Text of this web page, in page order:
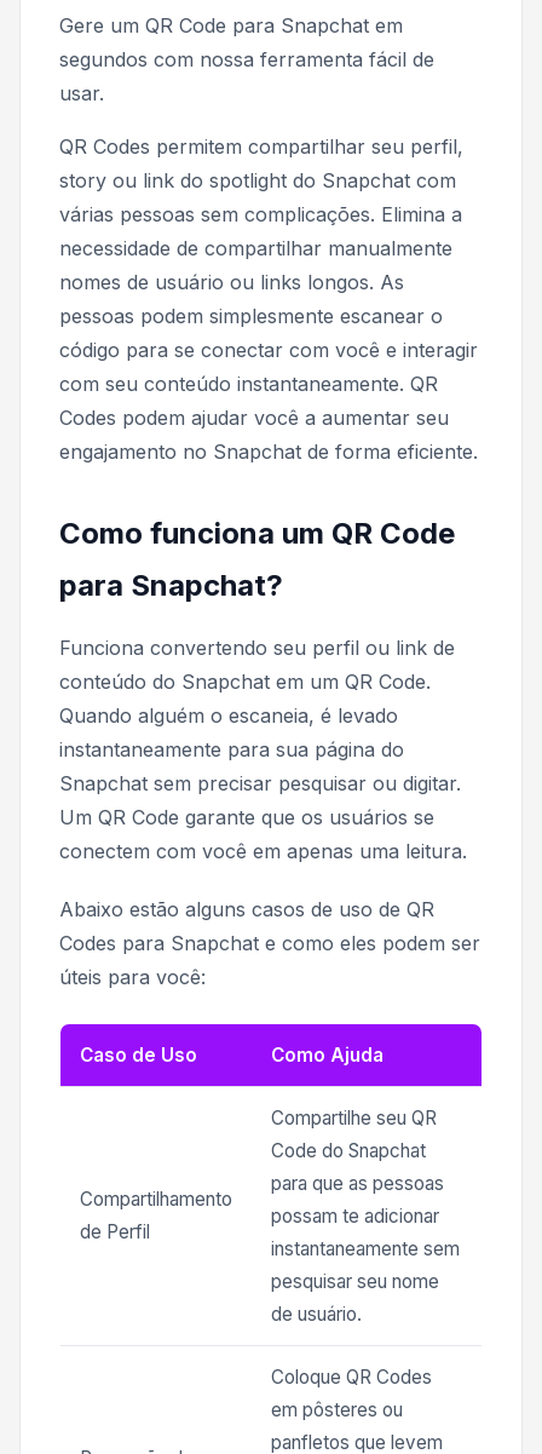
Gere um QR Code para Snapchat em
segundos com nossa ferramenta fácil de
usar.
QR Codes permitem compartilhar seu perfil,
story ou link do spotlight do Snapchat com
várias pessoas sem complicações. Elimina a
necessidade de compartilhar manualmente
nomes de usuário ou links longos. As
pessoas podem simplesmente escanear o
código para se conectar com você e interagir
com seu conteúdo instantaneamente. QR
Codes podem ajudar você a aumentar seu
engajamento no Snapchat de forma eficiente.
Como funciona um QR Code
para Snapchat?
Funciona convertendo seu perfil ou link de
conteúdo do Snapchat em um QR Code.
Quando alguém o escaneia, é levado
instantaneamente para sua página do
Snapchat sem precisar pesquisar ou digitar.
Um QR Code garante que os usuários se
conectem com você em apenas uma leitura.
Abaixo estão alguns casos de uso de QR
Codes para Snapchat e como eles podem ser
úteis para você:
Caso de Uso Como Ajuda
Compartilhamento
de Perfil
Compartilhe seu QR
Code do Snapchat
para que as pessoas
possam te adicionar
instantaneamente sem
pesquisar seu nome
de usuário.
Coloque QR Codes
em pôsteres ou
panfletos que levem